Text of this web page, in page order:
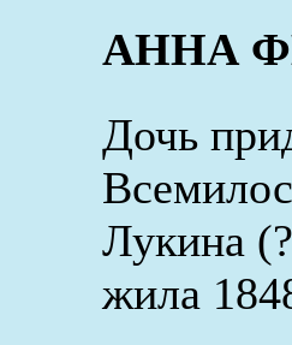
АННА
Дочь
Лукина
жила